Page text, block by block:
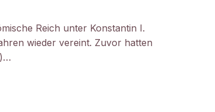
Reich unter Konstantin I.
wieder vereint. Zuvor hatten